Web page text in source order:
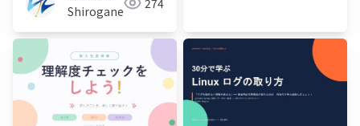
Shirogane